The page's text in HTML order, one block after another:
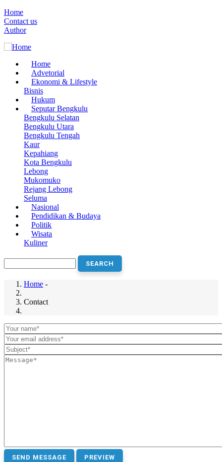
Skip
to
main
Menu
Mobile
Home
Contact us
Author
Main
navigation
Home
Advetorial
Ekonomi & Lifestyle
Bisnis
Hukum
Seputar Bengkulu
Bengkulu Selatan
Bengkulu Utara
Bengkulu Tengah
Kaur
Kepahiang
Kota Bengkulu
Lebong
Mukomuko
Rejang Lebong
Seluma
Nasional
Pendidikan & Budaya
Politik
Wisata
Kuliner
Breadcrumb
Home -
Contact